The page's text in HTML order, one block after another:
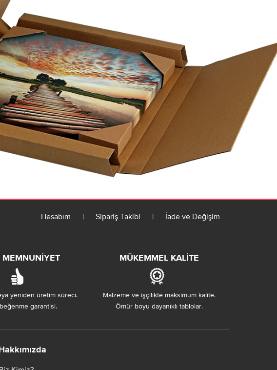
Hesabım | Sipariş Takibi | İade ve Değişim
MEMNUNIYET
yeniden üretim süreci.
garantisi.
MÜKEMMEL KALITE
Malzeme ve işçilikte maksimum kalite.
Ömür boyu dayanıklı tablolar.
Hakkımızda